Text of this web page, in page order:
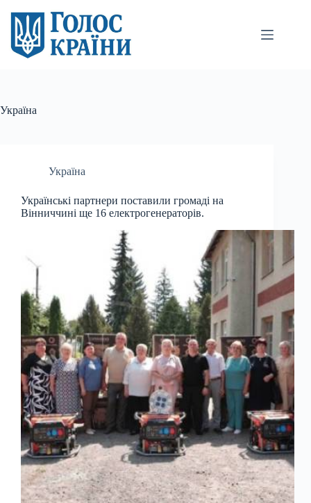
вмісту
Україна
Україна
Українські партнери поставили громаді на
Вінниччині ще 16 електрогенераторів.